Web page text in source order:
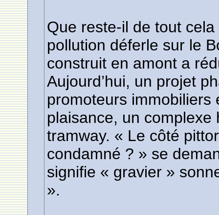
Que reste-il de tout
pollution déferle sur le
construit en amont a
Aujourd’hui, un projet
promoteurs immobiliers
plaisance, un
tramway. « Le côté
condamné ? » se
signifie « gravier »
».